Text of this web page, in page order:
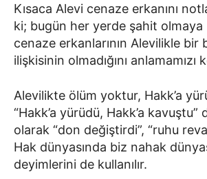
Kısaca Alevi cenaze erkanını
ki; bugün her yerde şahit olmaya
cenaze erkanlarının Alevilikle bir
ilişkisinin olmadığını anlamamızı
Alevilikte ölüm yoktur, Hakk’a
“Hakk’a yürüdü, Hakk’a
olarak “don değiştirdi”, “ruhu
Hak dünyasında biz nahak
deyimlerini de kullanılır.